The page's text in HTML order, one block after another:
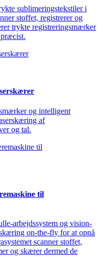
sublimeringstekstiler i
stoffet, registrerer og
trykte registreringsmærker
og intelligent
af
og tal.
til
arbejdssystem og vision-
on-the-fly for at opnå
scanner stoffet,
og skærer dermed de